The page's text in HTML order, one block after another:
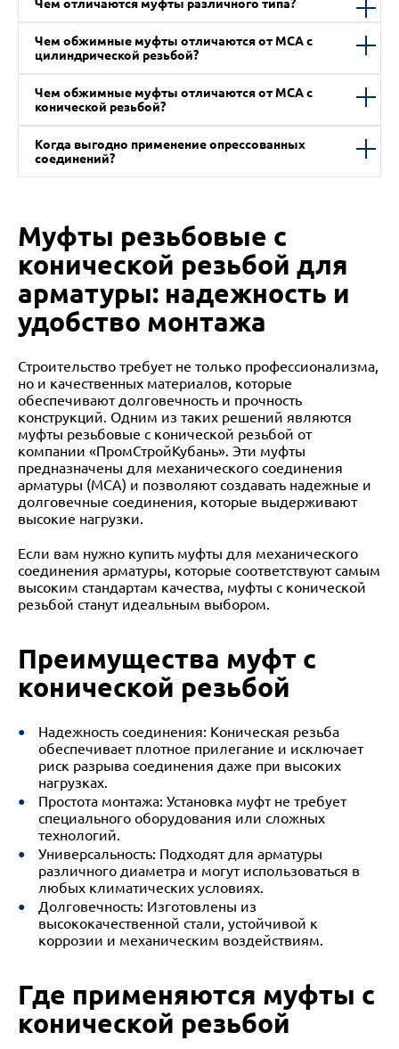
Чем отличаются муфты различного типа?
Чем обжимные муфты отличаются от МСА с
цилиндрической резьбой?
Чем обжимные муфты отличаются от МСА с
конической резьбой?
Когда выгодно применение опрессованных
соединений?
Муфты резьбовые с
конической резьбой для
арматуры: надежность и
удобство монтажа
Строительство требует не только профессионализма,
но и качественных материалов, которые
обеспечивают долговечность и прочность
конструкций. Одним из таких решений являются
муфты резьбовые с конической резьбой от
компании «ПромСтройКубань». Эти муфты
предназначены для механического соединения
арматуры (МСА) и позволяют создавать надежные и
долговечные соединения, которые выдерживают
высокие нагрузки.
Если вам нужно купить муфты для механического
соединения арматуры, которые соответствуют самым
высоким стандартам качества, муфты с конической
резьбой станут идеальным выбором.
Преимущества муфт с
конической резьбой
Надежность соединения: Коническая резьба
обеспечивает плотное прилегание и исключает
риск разрыва соединения даже при высоких
нагрузках.
Простота монтажа: Установка муфт не требует
специального оборудования или сложных
технологий.
Универсальность: Подходят для арматуры
различного диаметра и могут использоваться в
любых климатических условиях.
Долговечность: Изготовлены из
высококачественной стали, устойчивой к
коррозии и механическим воздействиям.
Где применяются муфты с
конической резьбой